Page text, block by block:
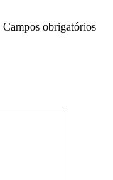
Campos obrigatórios